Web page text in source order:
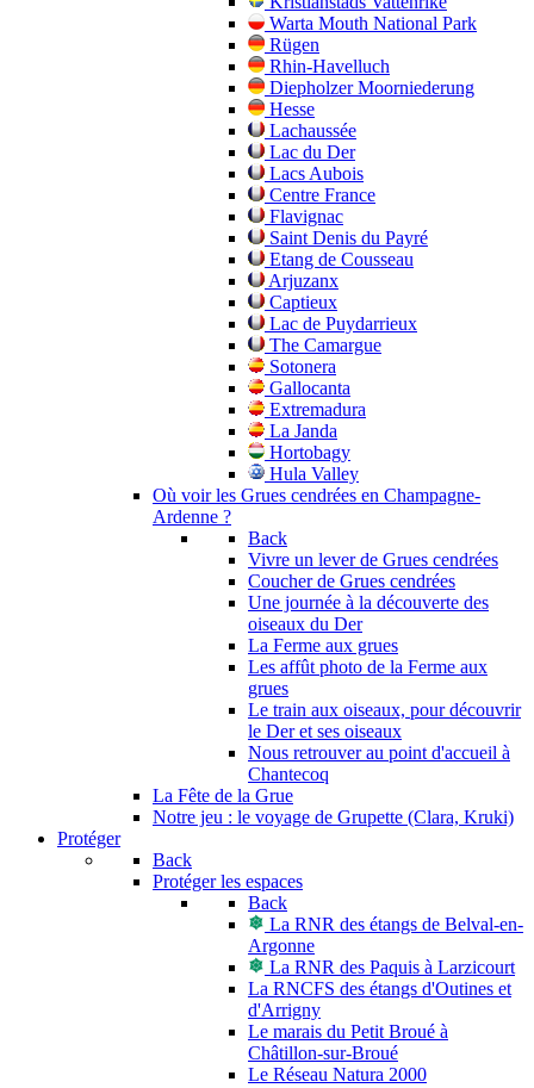
Warta Mouth National Park
Rügen
Rhin-Havelluch
Diepholzer Moorniederung
Hesse
Lachaussée
Lac du Der
Lacs Aubois
Centre France
Flavignac
Saint Denis du Payré
Etang de Cousseau
Arjuzanx
Captieux
Lac de Puydarrieux
The Camargue
Sotonera
Gallocanta
Extremadura
La Janda
Hortobagy
Hula Valley
Où voir les Grues cendrées en Champagne-
Ardenne ?
Back
Vivre un lever de Grues cendrées
Coucher de Grues cendrées
Une journée à la découverte des
oiseaux du Der
La Ferme aux grues
Les affût photo de la Ferme aux
grues
Le train aux oiseaux, pour découvrir
le Der et ses oiseaux
Nous retrouver au point d'accueil à
Chantecoq
La Fête de la Grue
Notre jeu : le voyage de Grupette (Clara, Kruki)
Protéger
Back
Protéger les espaces
Back
La RNR des étangs de Belval-en-
Argonne
La RNR des Paquis à Larzicourt
La RNCFS des étangs d'Outines et
d'Arrigny
Le marais du Petit Broué à
Châtillon-sur-Broué
Le Réseau Natura 2000